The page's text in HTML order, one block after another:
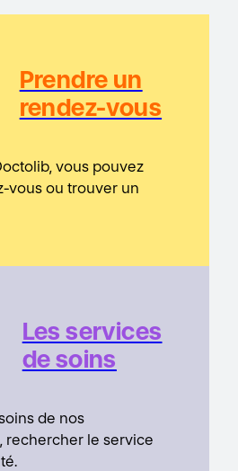
Prendre un
rendez-vous
vous pouvez
vous ou trouver un
Les services
de soins
de nos
rechercher le service